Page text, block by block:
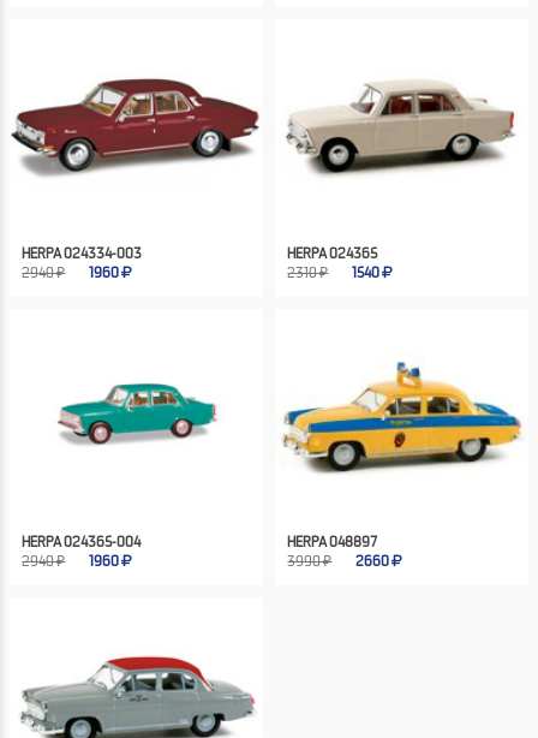
HERPA 024334-003
2940 ₽
1960
HERPA 024365
2310 ₽
1540
HERPA 024365-004
2940 ₽
1960
HERPA 048897
3990 ₽
2660